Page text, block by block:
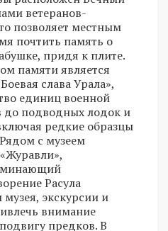
ветеранов-
позволяет местным
почтить память о
придя к плите.
памяти является
слава Урала»,
единиц военной
до подводных лодок и
редкие образцы
с музеем
Расула
экскурсии и
внимание
предков. В